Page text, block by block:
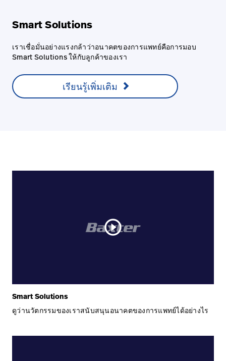
Smart Solutions
เราเชื่อมั่นอย่างแรงกล้าว่าอนาคตของการแพทย์คือการมอบ
Smart Solutions ให้กับลูกค้าของเรา
เรียนรู้เพิ่มเติม
play_circle_outline
Smart Solutions
ดูว่านวัตกรรมของเราสนับสนุนอนาคตของการแพทย์ได้อย่างไร